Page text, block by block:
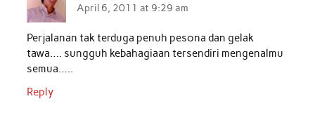
April 6, 2011 at 9:29 am
Perjalanan tak terduga penuh pesona dan gelak
tawa…. sungguh kebahagiaan tersendiri mengenalmu
semua…..
Reply